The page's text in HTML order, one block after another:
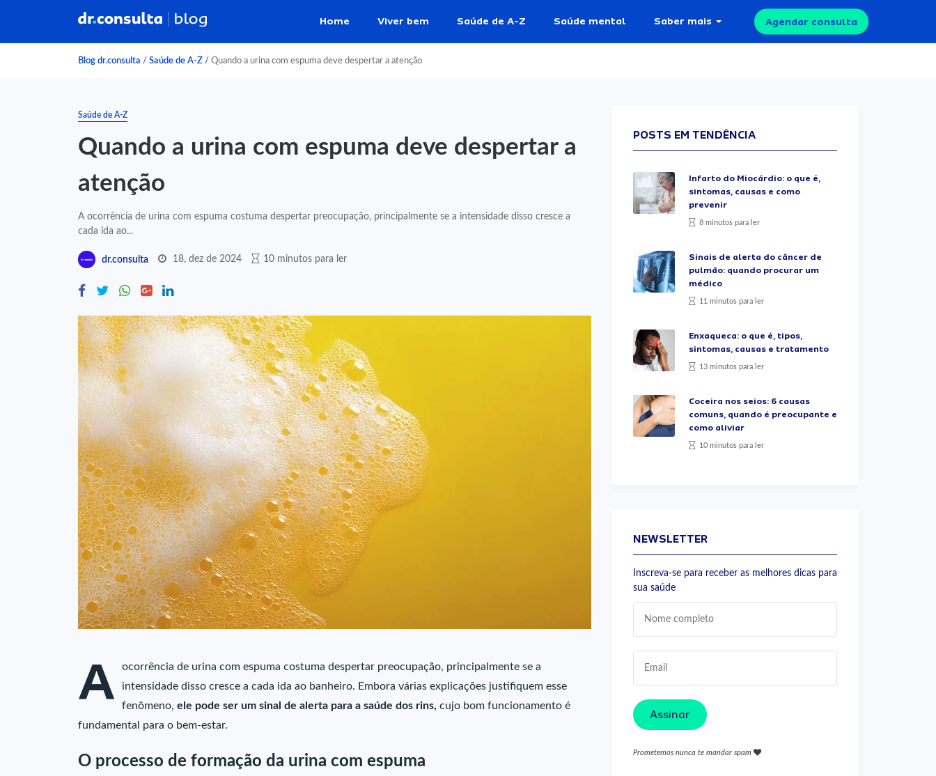
Home Viver bem Saúde de A-Z Saúde mental Saber mais Agendar consulta
Blog dr.consulta / Saúde de A-Z / Quando a urina com espuma deve despertar a atenção
Saúde de A-Z
Quando a urina com espuma deve despertar a
atenção
A ocorrência de urina com espuma costuma despertar preocupação, principalmente se a intensidade disso cresce a
cada ida ao...
dr.consulta 18, dez de 2024 10 minutos para ler
A
ocorrência de urina com espuma costuma despertar preocupação, principalmente se a
intensidade disso cresce a cada ida ao banheiro. Embora várias explicações justifiquem esse
fenômeno, ele pode ser um sinal de alerta para a saúde dos rins, cujo bom funcionamento é
fundamental para o bem-estar.
O processo de formação da urina com espuma
POSTS EM TENDÊNCIA
Infarto do Miocárdio: o que é,
sintomas, causas e como
prevenir
8 minutos para ler
Sinais de alerta do câncer de
pulmão: quando procurar um
médico
11 minutos para ler
Enxaqueca: o que é, tipos,
sintomas, causas e tratamento
13 minutos para ler
Coceira nos seios: 6 causas
comuns, quando é preocupante e
como aliviar
10 minutos para ler
NEWSLETTER
Inscreva-se para receber as melhores dicas para
sua saúde
Assinar
Prometemos nunca te mandar spam